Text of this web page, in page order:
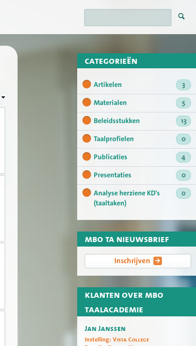
categorieën
Artikelen
3
Materialen
5
Beleidsstukken
13
Taalprofielen
0
Publicaties
4
Presentaties
0
Analyse herziene KD's
(taaltaken)
0
mbo ta nieuwsbrief
Inschrijven
klanten over mbo
taalacademie
Jan Janssen
Instelling: Vista College